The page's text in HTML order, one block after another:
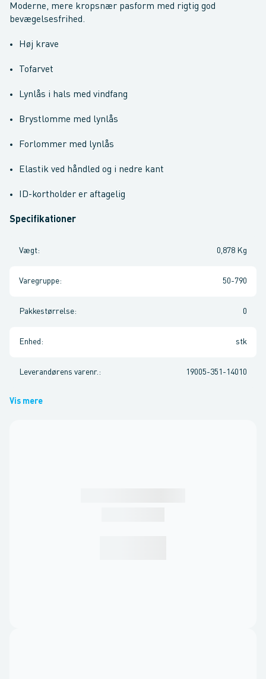
Moderne, mere kropsnær pasform med rigtig god
bevægelsesfrihed.
Høj krave
Tofarvet
Lynlås i hals med vindfang
Brystlomme med lynlås
Forlommer med lynlås
Elastik ved håndled og i nedre kant
ID-kortholder er aftagelig
Specifikationer
Vægt: 0,878 Kg
Varegruppe: 50-790
Pakkestørrelse: 0
Enhed : stk
Leverandørens varenr. : 19005-351-14010
Vis mere